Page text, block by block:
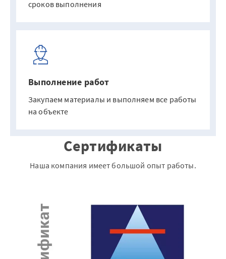
сроков выполнения
Выполнение работ
Закупаем материалы и выполняем все работы
на объекте
Сертификаты
Наша компания имеет большой опыт работы.